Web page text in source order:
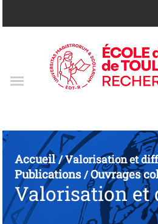
Accueil/Valorisation et
Publications/Ouvrages
Valorisation et